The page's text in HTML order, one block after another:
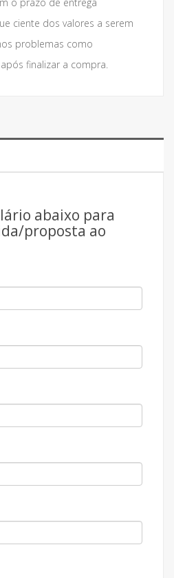
ciente dos valores a serem
problemas como
finalizar a compra.
abaixo para
proposta ao